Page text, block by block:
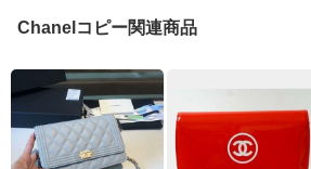
Chanelコピー関連商品